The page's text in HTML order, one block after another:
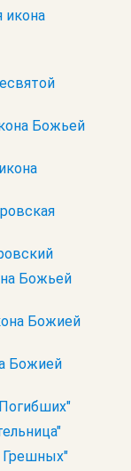
икона
Божьей
Божьей
Божией
Божией
Грешных"